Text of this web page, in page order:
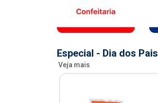
Especial - Dia dos Pais
Veja mais